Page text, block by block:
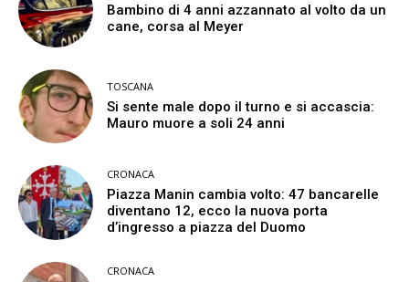
Bambino di 4 anni azzannato al volto da un
cane, corsa al Meyer
TOSCANA
Si sente male dopo il turno e si accascia:
Mauro muore a soli 24 anni
CRONACA
Piazza Manin cambia volto: 47 bancarelle
diventano 12, ecco la nuova porta
d’ingresso a piazza del Duomo
CRONACA